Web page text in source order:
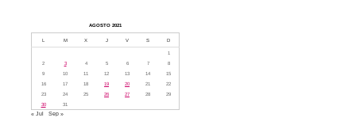
AGOSTO 2021
L M X J V S D
1
2
3 4 5 6 7
8
9
10 11 12 13 14
15
16
17 18 19 20 21
22
23
24 25 26 27 28
29
30
31
« Jul Sep »